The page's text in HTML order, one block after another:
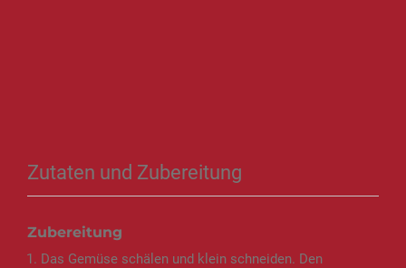
Zutaten und Zubereitung
Zubereitung
Das Gemüse schälen und klein schneiden. Den